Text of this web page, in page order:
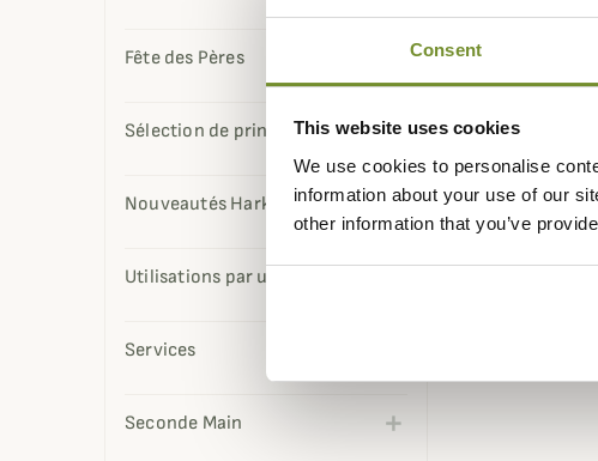
Consent
This website uses cookies
We use cookies to personalise
information about your use of our
other information that you’ve
Fête des Pères
Sélection de printemps
Nouveautés Harkila
Utilisations par usage
Services
Seconde Main
Affichage 1-2 de 2